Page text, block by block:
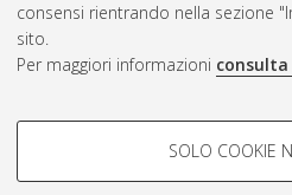
consensi rientrando nella sezione
sito.
Per maggiori informazioni
COOKIE DI PROFILAZIONE -
SOLO COOKIE
ISSN: 2038-7946
Impostazioni Cookie
Informativa sulla privacy
Condizioni d’uso del sito